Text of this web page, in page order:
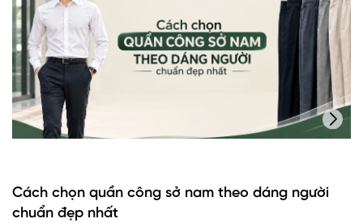
Cách chọn quần công sở nam theo dáng người
chuẩn đẹp nhất